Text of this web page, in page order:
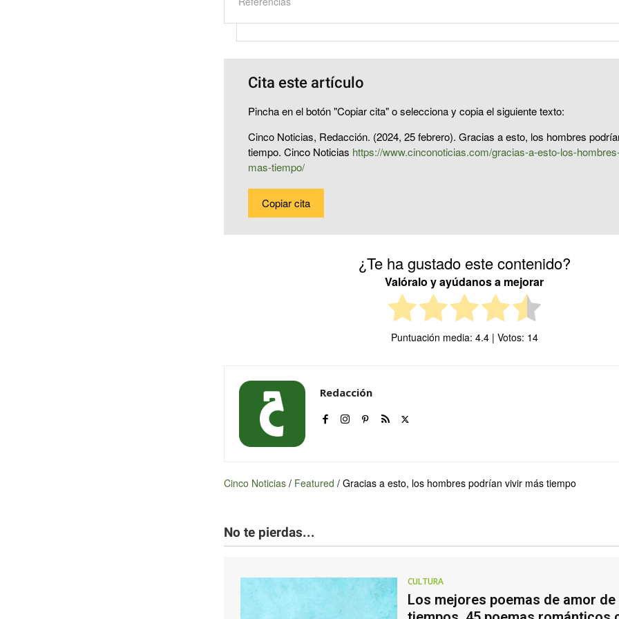
Cita este artículo
Pincha en el botón "Copiar cita" o selecciona y copia el siguiente texto:
Cinco Noticias, Redacción. (2024, 25 febrero). Gracias a esto, los hombres
tiempo. Cinco Noticias https://www.cinconoticias.com/gracias-a-esto-los-
mas-tiempo/
Copiar cita
¿Te ha gustado este contenido?
Valóralo y ayúdanos a mejorar
Puntuación media: 4.4| Votos: 14
Redacción
Cinco Noticias / Featured / Gracias a esto, los hombres podrían vivir más tiempo
No te pierdas...
CULTURA
Los mejores poemas de amor